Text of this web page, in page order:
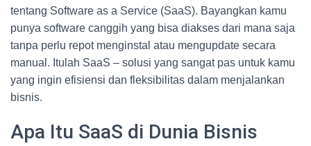
tentang Software as a Service (SaaS). Bayangkan kamu
punya software canggih yang bisa diakses dari mana saja
tanpa perlu repot menginstal atau mengupdate secara
manual. Itulah SaaS – solusi yang sangat pas untuk kamu
yang ingin efisiensi dan fleksibilitas dalam menjalankan
bisnis.
Apa Itu SaaS di Dunia Bisnis